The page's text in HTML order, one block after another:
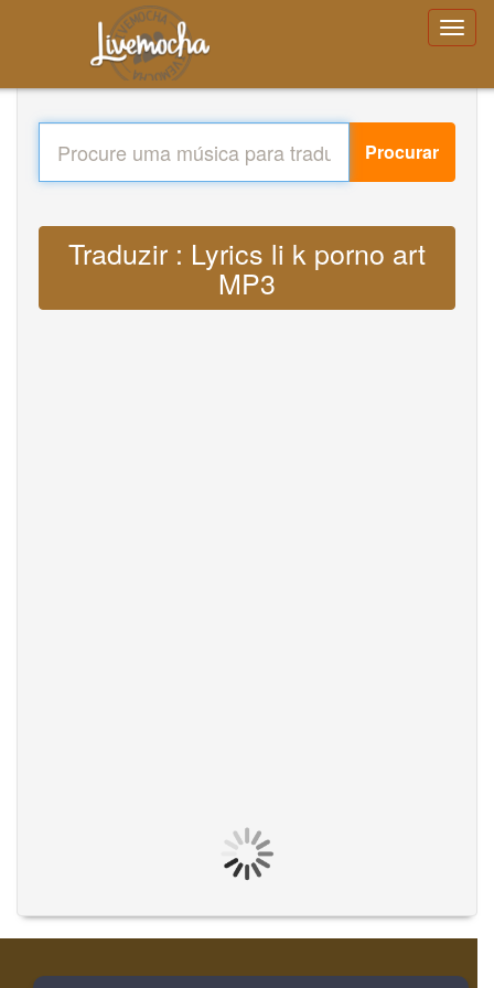
Procurar
Traduzir : Lyrics li k porno art
MP3